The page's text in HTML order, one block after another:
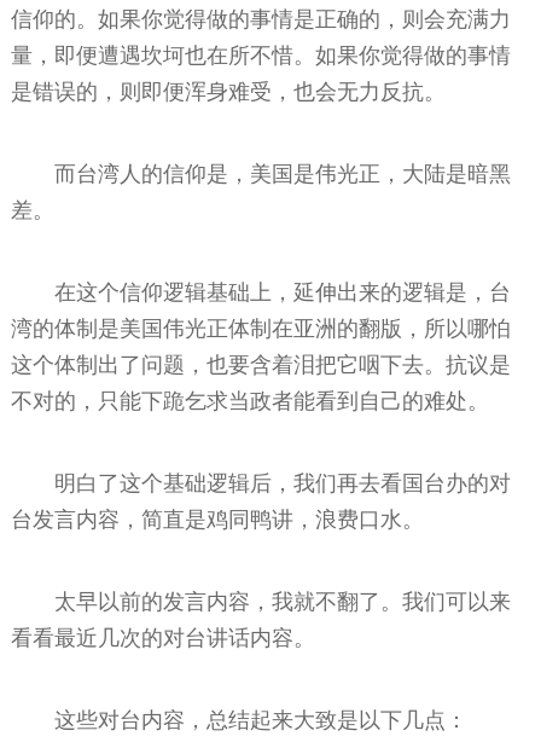
信仰的。如果你觉得做的事情是正确的，则会充满力
量，即便遭遇坎坷也在所不惜。如果你觉得做的事情
是错误的，则即便浑身难受，也会无力反抗。
而台湾人的信仰是，美国是伟光正，大陆是暗黑
差。
在这个信仰逻辑基础上，延伸出来的逻辑是，台
湾的体制是美国伟光正体制在亚洲的翻版，所以哪怕
这个体制出了问题，也要含着泪把它咽下去。抗议是
不对的，只能下跪乞求当政者能看到自己的难处。
明白了这个基础逻辑后，我们再去看国台办的对
台发言内容，简直是鸡同鸭讲，浪费口水。
太早以前的发言内容，我就不翻了。我们可以来
看看最近几次的对台讲话内容。
这些对台内容，总结起来大致是以下几点：